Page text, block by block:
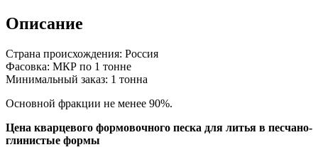
Описание
Страна происхождения: Россия
Фасовка: МКР по 1 тонне
Минимальный заказ: 1 тонна
Основной фракции не менее 90%.
Цена кварцевого формовочного песка для литья в песчано-
глинистые формы